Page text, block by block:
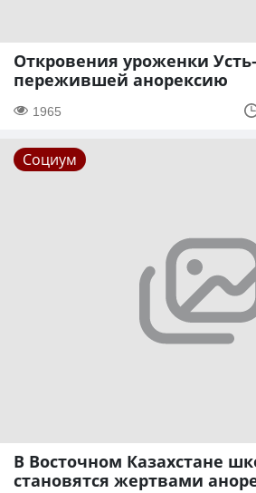
Откровения уроженки
пережившей анорексию
1965
Социум
В Восточном Казахстане
становятся жертвами